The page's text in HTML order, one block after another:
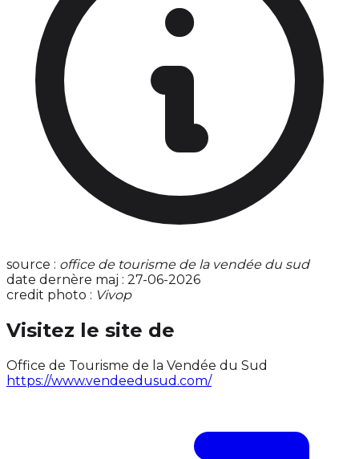
source : office de tourisme de la vendée du sud
date dernère maj : 27-06-2026
credit photo : Vivop
Visitez le site de
Office de Tourisme de la Vendée du Sud
https://www.vendeedusud.com/